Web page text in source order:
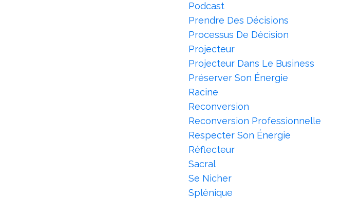
Podcast
Prendre Des Décisions
Processus De Décision
Projecteur
Projecteur Dans Le Business
Préserver Son Énergie
Racine
Reconversion
Reconversion Professionnelle
Respecter Son Énergie
Réflecteur
Sacral
Se Nicher
Splénique